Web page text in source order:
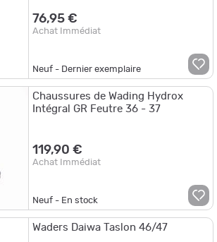
76,95 €
Achat Immédiat
Neuf - Dernier exemplaire
Chaussures de Wading Hydrox
Intégral GR Feutre 36 - 37
119,90 €
Achat Immédiat
Neuf - En stock
Waders Daiwa Taslon 46/47